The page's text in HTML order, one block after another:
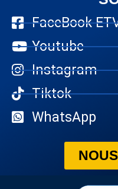
FaceBook
Youtube
Instagram
Tiktok
WhatsApp